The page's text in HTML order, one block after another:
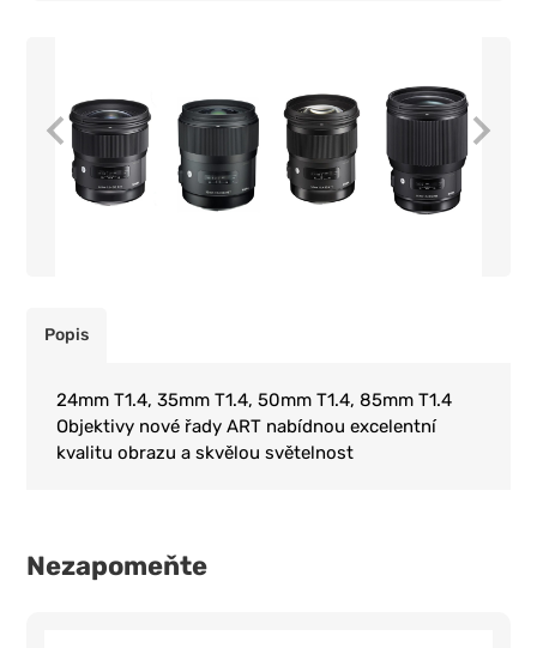
Popis
24mm T1.4, 35mm T1.4, 50mm T1.4, 85mm T1.4
Objektivy nové řady ART nabídnou excelentní
kvalitu obrazu a skvělou světelnost
Nezapomeňte